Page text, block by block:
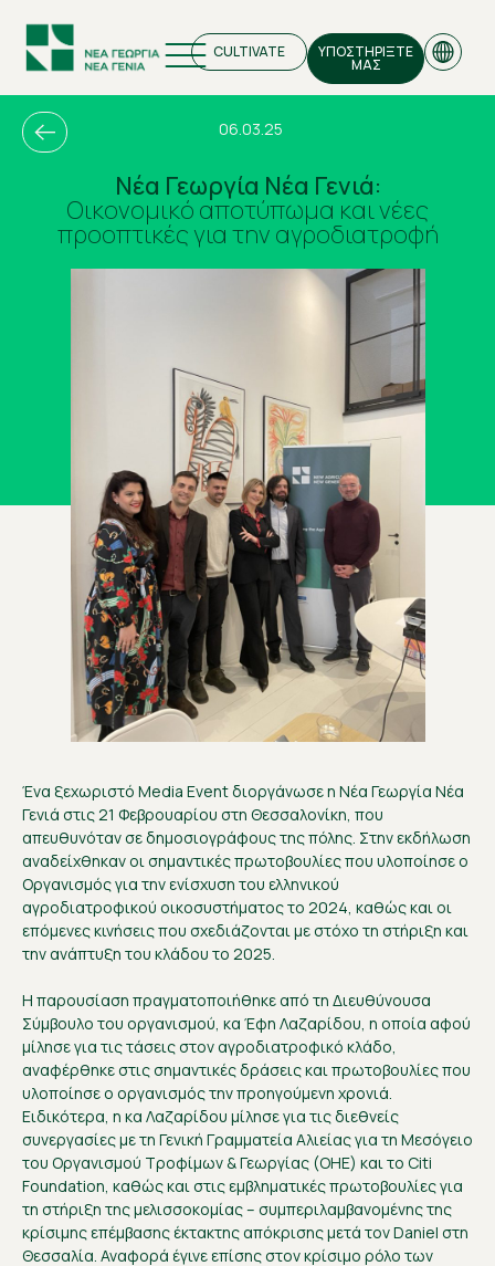
CULTIVATE ΥΠΟΣΤΗΡΙΞΤΕ
ΜΑΣ
06.03.25
Νέα Γεωργία Νέα Γενιά:
Οικονομικό αποτύπωμα και νέες
προοπτικές για την αγροδιατροφή
Ένα ξεχωριστό Media Event διοργάνωσε η Νέα Γεωργία Νέα
Γενιά στις 21 Φεβρουαρίου στη Θεσσαλονίκη, που
απευθυνόταν σε δημοσιογράφους της πόλης. Στην εκδήλωση
αναδείχθηκαν οι σημαντικές πρωτοβουλίες που υλοποίησε ο
Οργανισμός για την ενίσχυση του ελληνικού
αγροδιατροφικού οικοσυστήματος το 2024, καθώς και οι
επόμενες κινήσεις που σχεδιάζονται με στόχο τη στήριξη και
την ανάπτυξη του κλάδου το 2025.
Η παρουσίαση πραγματοποιήθηκε από τη Διευθύνουσα
Σύμβουλο του οργανισμού, κα Έφη Λαζαρίδου, η οποία αφού
μίλησε για τις τάσεις στον αγροδιατροφικό κλάδο,
αναφέρθηκε στις σημαντικές δράσεις και πρωτοβουλίες που
υλοποίησε ο οργανισμός την προηγούμενη χρονιά.
Ειδικότερα, η κα Λαζαρίδου μίλησε για τις διεθνείς
συνεργασίες με τη Γενική Γραμματεία Αλιείας για τη Μεσόγειο
του Οργανισμού Τροφίμων & Γεωργίας (ΟΗΕ) και το Citi
Foundation, καθώς και στις εμβληματικές πρωτοβουλίες για
τη στήριξη της μελισσοκομίας – συμπεριλαμβανομένης της
κρίσιμης επέμβασης έκτακτης απόκρισης μετά τον Daniel στη
Θεσσαλία. Αναφορά έγινε επίσης στον κρίσιμο ρόλο των